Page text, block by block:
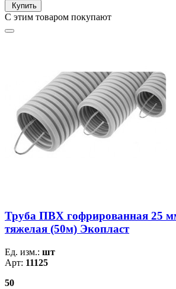
Купить
С этим товаром покупают
Труба ПВХ гофрированная 25
тяжелая (50м) Экопласт
Ед. изм.: шт
Арт: 11125
50